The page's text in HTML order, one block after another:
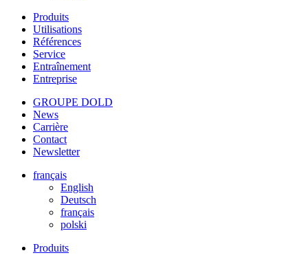
Produits
Utilisations
Références
Service
Entraînement
Entreprise
GROUPE DOLD
News
Carrière
Contact
Newsletter
français
English
Deutsch
français
polski
Produits